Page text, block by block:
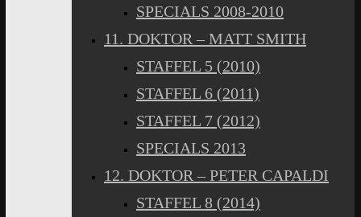
SPECIALS 2008-2010
11. DOKTOR – MATT SMITH
STAFFEL 5 (2010)
STAFFEL 6 (2011)
STAFFEL 7 (2012)
SPECIALS 2013
12. DOKTOR – PETER CAPALDI
STAFFEL 8 (2014)